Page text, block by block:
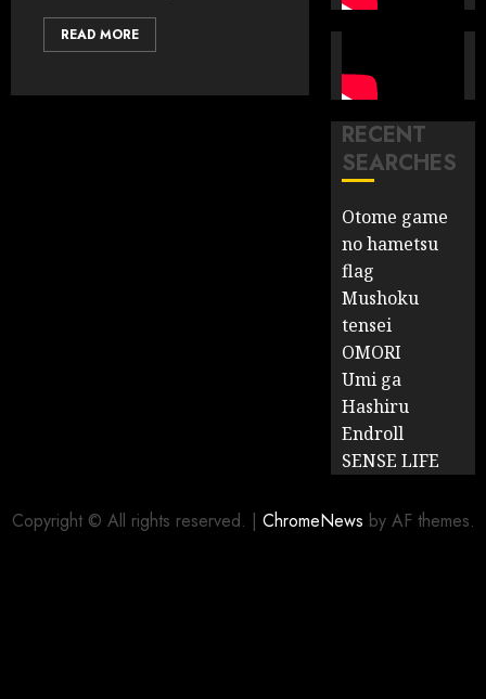
READ MORE
RECENT
SEARCHES
Otome game
no hametsu
flag
Mushoku
tensei
OMORI
Umi ga
Hashiru
Endroll
SENSE LIFE
Copyright © All rights reserved. | ChromeNews by AF themes.